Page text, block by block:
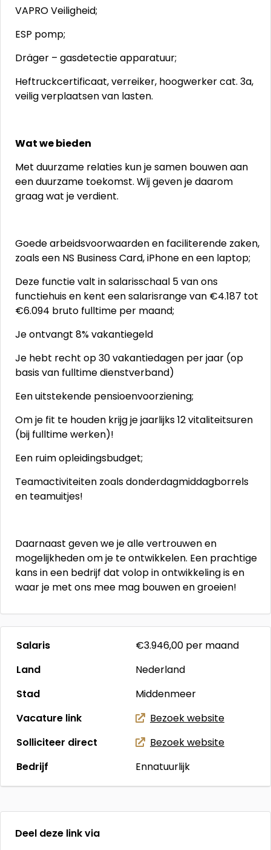
VAPRO Veiligheid;
ESP pomp;
Dräger – gasdetectie apparatuur;
Heftruckcertificaat, verreiker, hoogwerker cat. 3a,
veilig verplaatsen van lasten.
Wat we bieden
Met duurzame relaties kun je samen bouwen aan
een duurzame toekomst. Wij geven je daarom
graag wat je verdient.
Goede arbeidsvoorwaarden en faciliterende zaken,
zoals een NS Business Card, iPhone en een laptop;
Deze functie valt in salarisschaal 5 van ons
functiehuis en kent een salarisrange van €4.187 tot
€6.094 bruto fulltime per maand;
Je ontvangt 8% vakantiegeld
Je hebt recht op 30 vakantiedagen per jaar (op
basis van fulltime dienstverband)
Een uitstekende pensioenvoorziening;
Om je fit te houden krijg je jaarlijks 12 vitaliteitsuren
(bij fulltime werken)!
Een ruim opleidingsbudget;
Teamactiviteiten zoals donderdagmiddagborrels
en teamuitjes!
Daarnaast geven we je alle vertrouwen en
mogelijkheden om je te ontwikkelen. Een prachtige
kans in een bedrijf dat volop in ontwikkeling is en
waar je met ons mee mag bouwen en groeien!
Salaris €3.946,00 per maand
Land
Nederland
Stad
Middenmeer
Vacature link
Bezoek website
Solliciteer direct
Bezoek website
Bedrijf
Ennatuurlijk
Deel deze link via